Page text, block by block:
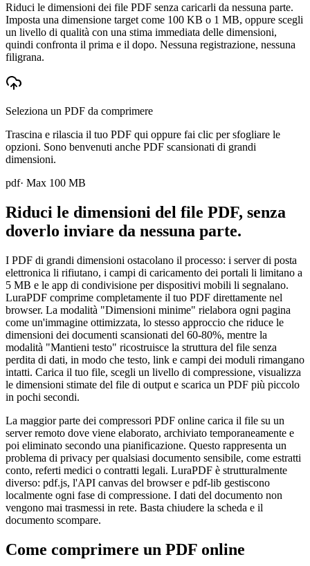
Riduci le dimensioni dei file PDF senza caricarli da nessuna parte.
Imposta una dimensione target come 100 KB o 1 MB, oppure scegli
un livello di qualità con una stima immediata delle dimensioni,
quindi confronta il prima e il dopo. Nessuna registrazione, nessuna
filigrana.
Seleziona un PDF da comprimere
Trascina e rilascia il tuo PDF qui oppure fai clic per sfogliare le
opzioni. Sono benvenuti anche PDF scansionati di grandi
dimensioni.
pdf· Max 100 MB
Riduci le dimensioni del file PDF, senza
doverlo inviare da nessuna parte.
I PDF di grandi dimensioni ostacolano il processo: i server di posta
elettronica li rifiutano, i campi di caricamento dei portali li limitano a
5 MB e le app di condivisione per dispositivi mobili li segnalano.
LuraPDF comprime completamente il tuo PDF direttamente nel
browser. La modalità "Dimensioni minime" rielabora ogni pagina
come un'immagine ottimizzata, lo stesso approccio che riduce le
dimensioni dei documenti scansionati del 60-80%, mentre la
modalità "Mantieni testo" ricostruisce la struttura del file senza
perdita di dati, in modo che testo, link e campi dei moduli rimangano
intatti. Carica il tuo file, scegli un livello di compressione, visualizza
le dimensioni stimate del file di output e scarica un PDF più piccolo
in pochi secondi.
La maggior parte dei compressori PDF online carica il file su un
server remoto dove viene elaborato, archiviato temporaneamente e
poi eliminato secondo una pianificazione. Questo rappresenta un
problema di privacy per qualsiasi documento sensibile, come estratti
conto, referti medici o contratti legali. LuraPDF è strutturalmente
diverso: pdf.js, l'API canvas del browser e pdf-lib gestiscono
localmente ogni fase di compressione. I dati del documento non
vengono mai trasmessi in rete. Basta chiudere la scheda e il
documento scompare.
Come comprimere un PDF online